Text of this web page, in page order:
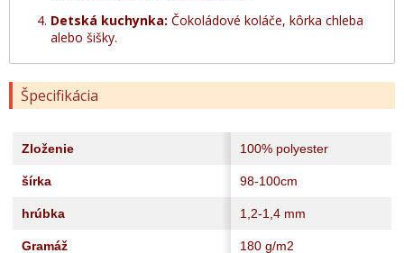
Detská kuchynka: Čokoládové koláče, kôrka chleba
alebo šišky.
Špecifikácia
Zloženie 100% polyester
šírka 98-100cm
hrúbka 1,2-1,4 mm
Gramáž 180 g/m2